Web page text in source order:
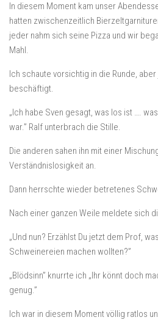
In diesem Moment kam unser
hatten zwischenzeitlich
jeder nahm sich seine Pizza und wir
Mahl.
Ich schaute vorsichtig in die Runde,
beschäftigt.
„Ich habe Sven gesagt, was los ist ….
war.” Ralf unterbrach die Stille.
Die anderen sahen ihn mit einer
Verständnislosigkeit an.
Dann herrschte wieder betretenes
Nach einer ganzen Weile meldete sich
„Und nun? Erzählst Du jetzt dem Prof,
Schweinereien machen wollten?”
„Blödsinn” knurrte ich „Ihr könnt doch
genug.”
Ich war in diesem Moment völlig ratlos